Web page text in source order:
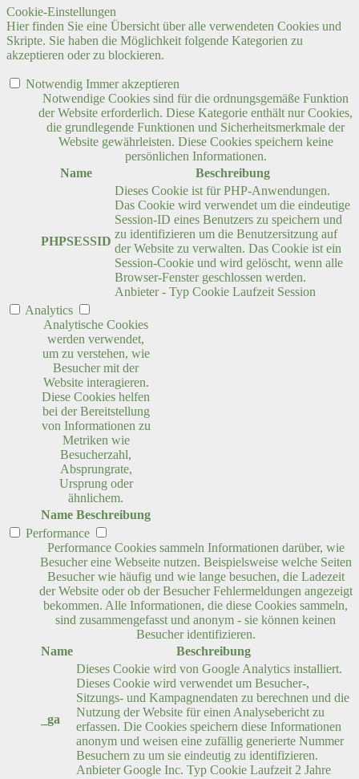
Cookie-Einstellungen
Hier finden Sie eine Übersicht über alle verwendeten Cookies und
Skripte. Sie haben die Möglichkeit folgende Kategorien zu
akzeptieren oder zu blockieren.
Notwendig Immer akzeptieren
Notwendige Cookies sind für die ordnungsgemäße Funktion
der Website erforderlich. Diese Kategorie enthält nur Cookies,
die grundlegende Funktionen und Sicherheitsmerkmale der
Website gewährleisten. Diese Cookies speichern keine
persönlichen Informationen.
Name
Beschreibung
PHPSESSID
Dieses Cookie ist für PHP-Anwendungen.
Das Cookie wird verwendet um die eindeutige
Session-ID eines Benutzers zu speichern und
zu identifizieren um die Benutzersitzung auf
der Website zu verwalten. Das Cookie ist ein
Session-Cookie und wird gelöscht, wenn alle
Browser-Fenster geschlossen werden.
Anbieter - Typ Cookie Laufzeit Session
Analytics
Analytische Cookies
werden verwendet,
um zu verstehen, wie
Besucher mit der
Website interagieren.
Diese Cookies helfen
bei der Bereitstellung
von Informationen zu
Metriken wie
Besucherzahl,
Absprungrate,
Ursprung oder
ähnlichem.
Name Beschreibung
Performance
Performance Cookies sammeln Informationen darüber, wie
Besucher eine Webseite nutzen. Beispielsweise welche Seiten
Besucher wie häufig und wie lange besuchen, die Ladezeit
der Website oder ob der Besucher Fehlermeldungen angezeigt
bekommen. Alle Informationen, die diese Cookies sammeln,
sind zusammengefasst und anonym - sie können keinen
Besucher identifizieren.
Name
Beschreibung
_ga
Dieses Cookie wird von Google Analytics installiert.
Dieses Cookie wird verwendet um Besucher-,
Sitzungs- und Kampagnendaten zu berechnen und die
Nutzung der Website für einen Analysebericht zu
erfassen. Die Cookies speichern diese Informationen
anonym und weisen eine zufällig generierte Nummer
Besuchern zu um sie eindeutig zu identifizieren.
Anbieter Google Inc. Typ Cookie Laufzeit 2 Jahre